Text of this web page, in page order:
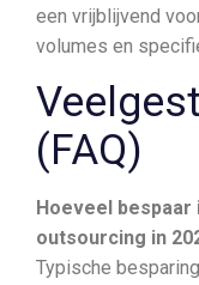
een vrijblijvend
volumes en
(FAQ)
Hoeveel
outsourcing in
Typische